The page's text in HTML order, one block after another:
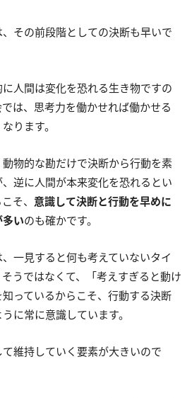
その前段階としての決断も早いで
人間は変化を恐れる生き物ですの
は、思考力を働かせれば働かせる
ります。
物的な勘だけで決断から行動を素
逆に人間が本来変化を恐れるとい
そ、 意識して決断と行動を早めに
いのも確かです。
一見すると何も考えていないタイ
うではなくて、「考えすぎると動け
っているからこそ、行動する決断
に常に意識しています。
維持していく要素が大きいので